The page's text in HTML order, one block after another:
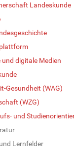
Landeskunde
digitale Medien
Gesundheit (WAG)
(WZG)
und
Lernfelder